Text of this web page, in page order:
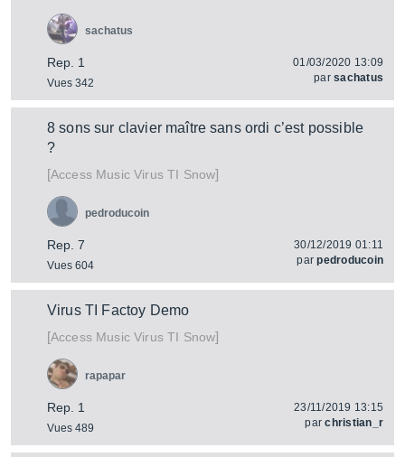
Rep. 1
Vues 342
sachatus
01/03/2020 13:09
parsachatus
8 sons sur clavier maître sans ordi c’est possible
?
[Access MusicVirus TI Snow]
Rep. 7
Vues 604
pedroducoin
30/12/2019 01:11
parpedroducoin
Virus TI Factoy Demo
[Access MusicVirus TI Snow]
Rep. 1
Vues 489
rapapar
23/11/2019 13:15
parchristian_r